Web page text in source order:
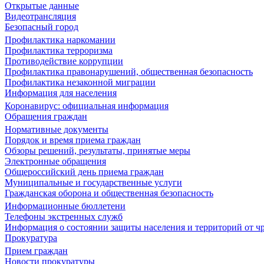
Открытые данные
Видеотрансляция
Безопасный город
Профилактика наркомании
Профилактика терроризма
Противодействие коррупции
Профилактика правонарушений, общественная безопасность
Профилактика незаконной миграции
Информация для населения
Коронавирус: официальная информация
Обращения граждан
Нормативные документы
Порядок и время приема граждан
Обзоры решений, результаты, принятые меры
Электронные обращения
Общероссийский день приема граждан
Муниципальные и государственные услуги
Гражданская оборона и общественная безопасность
Информационные бюллетени
Телефоны экстренных служб
Информация о состоянии защиты населения и территорий от
Прокуратура
Прием граждан
Новости прокуратуры